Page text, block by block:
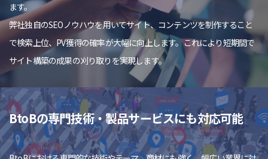
ます。
弊社独自のSEOノウハウを用いてサイト、コンテンツを制作すること
で検索上位、PV獲得の確率が大幅に向上します。これにより短期間で
サイト構築の成果の刈り取りを実現します。
BtoBの専門技術・製品サービスにも対応可能